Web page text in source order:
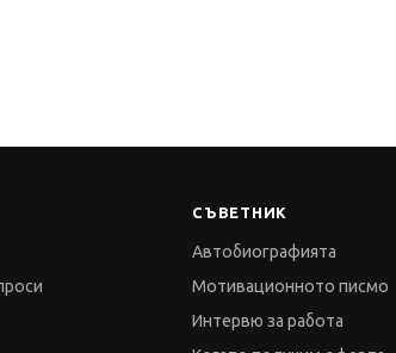
СЪВЕТНИК
Автобиографията
Мотивационното писмо
Интервю за работа